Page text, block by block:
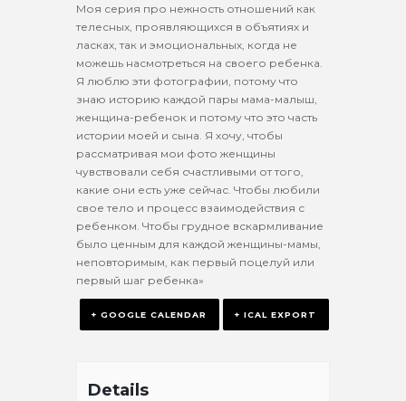
Моя серия про нежность отношений как
телесных, проявляющихся в объятиях и
ласках, так и эмоциональных, когда не
можешь насмотреться на своего ребенка.
Я люблю эти фотографии, потому что
знаю историю каждой пары мама-малыш,
женщина-ребенок и потому что это часть
истории моей и сына. Я хочу, чтобы
рассматривая мои фото женщины
чувствовали себя счастливыми от того,
какие они есть уже сейчас. Чтобы любили
свое тело и процесс взаимодействия с
ребенком. Чтобы грудное вскармливание
было ценным для каждой женщины-мамы,
неповторимым, как первый поцелуй или
первый шаг ребенка»
+ GOOGLE CALENDAR + ICAL EXPORT
Details